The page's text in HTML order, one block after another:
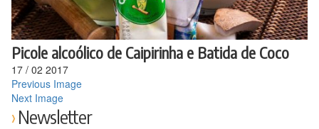
Picole alcoólico de Caipirinha e Batida de Coco
17 / 02 2017
Previous Image
Next Image
Newsletter